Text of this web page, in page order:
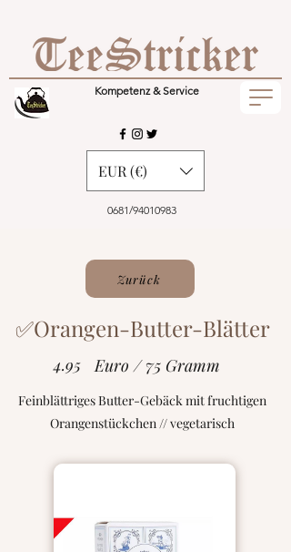
Kompetenz & Service
0681/94010983
EUR (€)
Zurück
✅Orangen-Butter-Blätter
4.95 Euro / 75 Gramm
Feinblättriges Butter-Gebäck mit fruchtigen
Orangenstückchen // vegetarisch